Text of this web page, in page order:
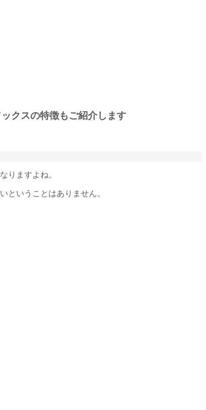
クスの特徴もご紹介します
りますよね。
ということはありません。